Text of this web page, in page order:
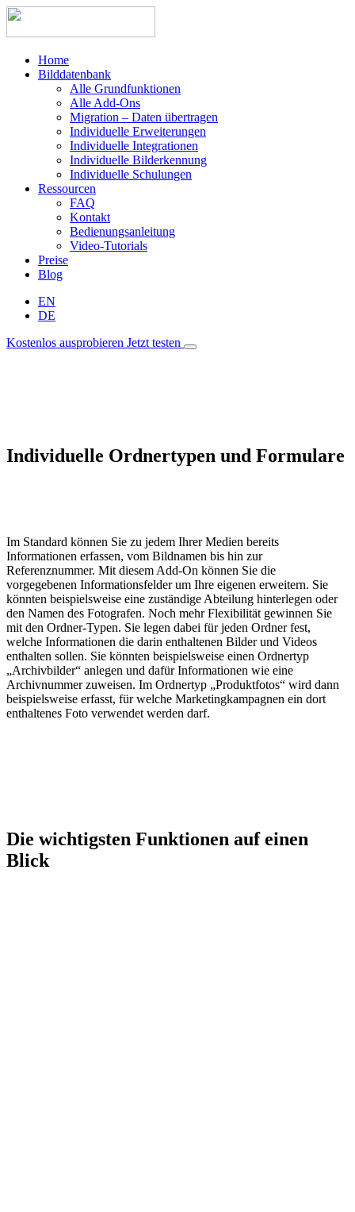
Home
Bilddatenbank
Alle Grundfunktionen
Alle Add-Ons
Migration – Daten übertragen
Individuelle Erweiterungen
Individuelle Integrationen
Individuelle Bilderkennung
Individuelle Schulungen
Ressourcen
FAQ
Kontakt
Bedienungsanleitung
Video-Tutorials
Preise
Blog
EN
DE
Kostenlos ausprobieren Jetzt testen
Individuelle Ordnertypen und Formulare
Im Standard können Sie zu jedem Ihrer Medien bereits
Informationen erfassen, vom Bildnamen bis hin zur
Referenznummer. Mit diesem Add-On können Sie die
vorgegebenen Informationsfelder um Ihre eigenen erweitern. Sie
könnten beispielsweise eine zuständige Abteilung hinterlegen oder
den Namen des Fotografen. Noch mehr Flexibilität gewinnen Sie
mit den Ordner-Typen. Sie legen dabei für jeden Ordner fest,
welche Informationen die darin enthaltenen Bilder und Videos
enthalten sollen. Sie könnten beispielsweise einen Ordnertyp
„Archivbilder“ anlegen und dafür Informationen wie eine
Archivnummer zuweisen. Im Ordnertyp „Produktfotos“ wird dann
beispielsweise erfasst, für welche Marketingkampagnen ein dort
enthaltenes Foto verwendet werden darf.
Die wichtigsten Funktionen auf einen
Blick